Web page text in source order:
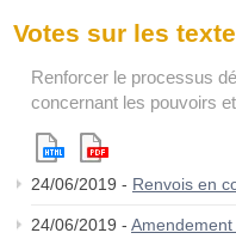
Votes sur les
Renforcer le processus
concernant les pouvoirs
24/06/2019 - Renvois en
24/06/2019 - Amendement